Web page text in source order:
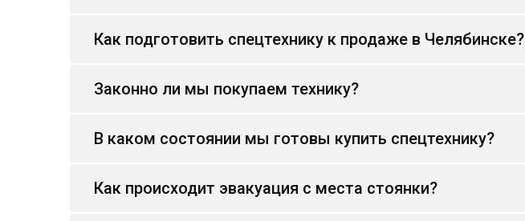
Как подготовить спецтехнику к продаже в Челябинске?
Законно ли мы покупаем технику?
В каком состоянии мы готовы купить спецтехнику?
Как происходит эвакуация с места стоянки?